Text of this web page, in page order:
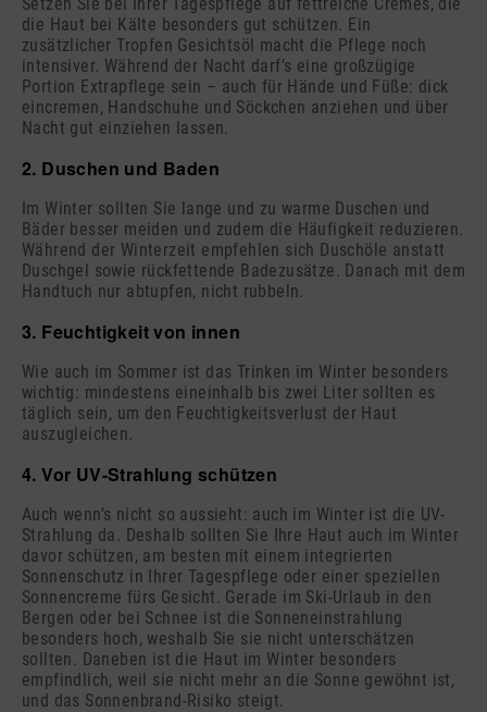
die Haut bei Kälte besonders gut schützen. Ein
zusätzlicher Tropfen Gesichtsöl macht die Pflege noch
intensiver. Während der Nacht darf’s eine großzügige
Portion Extrapflege sein – auch für Hände und Füße: dick
eincremen, Handschuhe und Söckchen anziehen und über
Nacht gut einziehen lassen.
2. Duschen und Baden
Im Winter sollten Sie lange und zu warme Duschen und
Bäder besser meiden und zudem die Häufigkeit reduzieren.
Während der Winterzeit empfehlen sich Duschöle anstatt
Duschgel sowie rückfettende Badezusätze. Danach mit dem
Handtuch nur abtupfen, nicht rubbeln.
3. Feuchtigkeit von innen
Wie auch im Sommer ist das Trinken im Winter besonders
wichtig: mindestens eineinhalb bis zwei Liter sollten es
täglich sein, um den Feuchtigkeitsverlust der Haut
auszugleichen.
4. Vor UV-Strahlung schützen
Auch wenn’s nicht so aussieht: auch im Winter ist die UV-
Strahlung da. Deshalb sollten Sie Ihre Haut auch im Winter
davor schützen, am besten mit einem integrierten
Sonnenschutz in Ihrer Tagespflege oder einer speziellen
Sonnencreme fürs Gesicht. Gerade im Ski-Urlaub in den
Bergen oder bei Schnee ist die Sonneneinstrahlung
besonders hoch, weshalb Sie sie nicht unterschätzen
sollten. Daneben ist die Haut im Winter besonders
empfindlich, weil sie nicht mehr an die Sonne gewöhnt ist,
und das Sonnenbrand-Risiko steigt.